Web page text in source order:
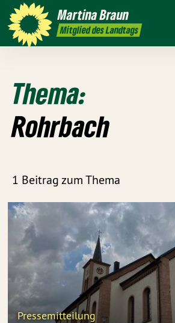
MartinaBraun
Mitglied des Landtags
Pressefoto
mich
Thema:
Rohrbach
1 Beitrag zum Thema
Pressemitteilung